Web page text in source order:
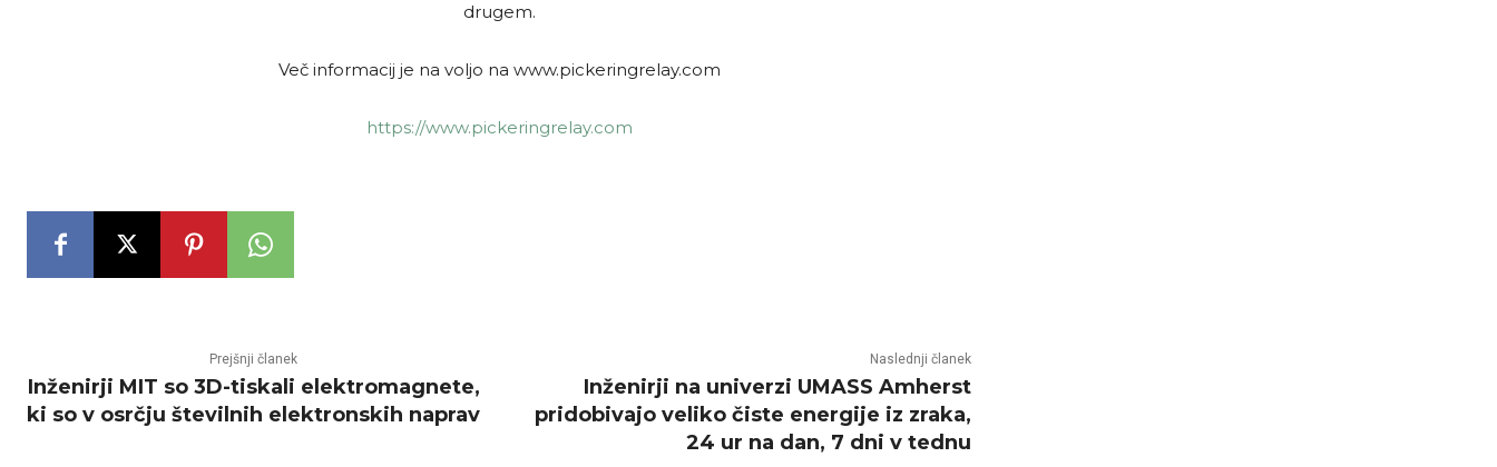
drugem.
Več informacij je na voljo na www.pickeringrelay.com
https://www.pickeringrelay.com
Prejšnji članek
Inženirji MIT so 3D-tiskali elektromagnete,
ki so v osrčju številnih elektronskih naprav
Naslednji članek
Inženirji na univerzi UMASS Amherst
pridobivajo veliko čiste energije iz zraka,
24 ur na dan, 7 dni v tednu